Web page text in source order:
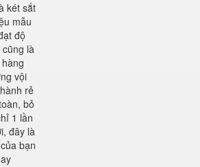
két sắt
mẫu
độ
là
vội
rẻ
bỏ
1 lần
đây là
bạn